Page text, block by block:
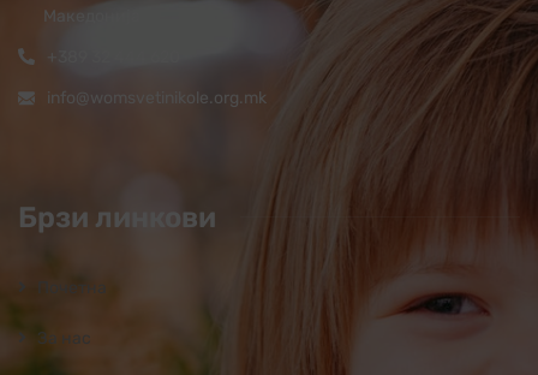
Македонија
info@womsvetinikole.org.mk
Брзи линкови
Почетна
За нас